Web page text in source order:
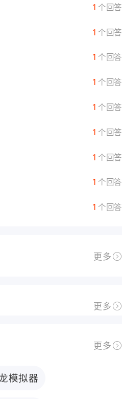
1 个回答
1 个回答
1 个回答
1 个回答
1 个回答
1 个回答
1 个回答
1 个回答
1 个回答
更多
更多
更多
模拟器